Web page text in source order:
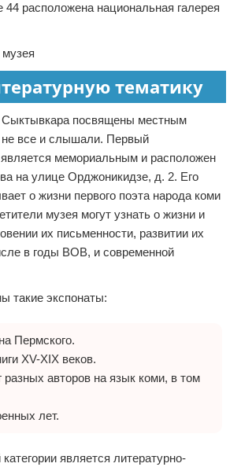
расположена национальная галерея
тематику
Сыктывкара посвящены местным
не все и слышали. Первый
мемориальным и расположен
на улице Орджоникидзе, д. 2. Его
о жизни первого поэта народа коми
музея могут узнать о жизни и
их письменности, развитии их
в годы ВОВ, и современной
такие экспонаты:
Пермского.
XV-XIX веков.
разных авторов на язык коми, в том
лет.
является литературно-